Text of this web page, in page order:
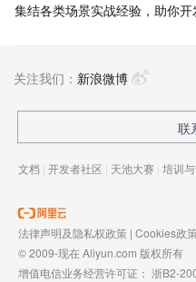
集结各类场景实战经验，助你
关注我们： 新浪微博
联
文档 | 开发者社区 | 天池大赛 | 培训
法律声明及隐私权政策 | Cookies政
© 2009-现在 Aliyun.com 版权所有
增值电信业务经营许可证： 浙B2-